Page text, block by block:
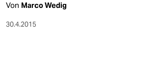
Von Marco Wedig
30.4.2015